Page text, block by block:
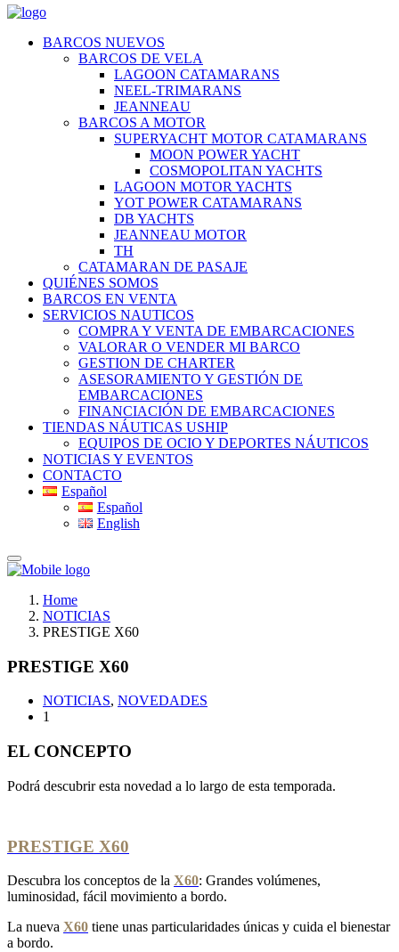
BARCOS NUEVOS
BARCOS DE VELA
LAGOON CATAMARANS
NEEL-TRIMARANS
JEANNEAU
BARCOS A MOTOR
SUPERYACHT MOTOR CATAMARANS
MOON POWER YACHT
COSMOPOLITAN YACHTS
LAGOON MOTOR YACHTS
YOT POWER CATAMARANS
DB YACHTS
JEANNEAU MOTOR
TH
CATAMARAN DE PASAJE
QUIÉNES SOMOS
BARCOS EN VENTA
SERVICIOS NAUTICOS
COMPRA Y VENTA DE EMBARCACIONES
VALORAR O VENDER MI BARCO
GESTION DE CHARTER
ASESORAMIENTO Y GESTIÓN DE
EMBARCACIONES
FINANCIACIÓN DE EMBARCACIONES
TIENDAS NÁUTICAS USHIP
EQUIPOS DE OCIO Y DEPORTES NÁUTICOS
NOTICIAS Y EVENTOS
CONTACTO
Español
Español
English
Home
NOTICIAS
PRESTIGE X60
PRESTIGE X60
NOTICIAS, NOVEDADES
1
EL CONCEPTO
Podrá descubrir esta novedad a lo largo de esta temporada.
PRESTIGE X60
Descubra los conceptos de la X60: Grandes volúmenes,
luminosidad, fácil movimiento a bordo.
La nueva X60 tiene unas particularidades únicas y cuida el bienestar
a bordo.